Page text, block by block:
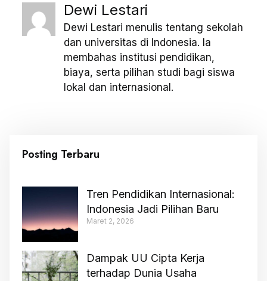
Dewi Lestari
Dewi Lestari menulis tentang sekolah
dan universitas di Indonesia. Ia
membahas institusi pendidikan,
biaya, serta pilihan studi bagi siswa
lokal dan internasional.
Posting Terbaru
Tren Pendidikan Internasional:
Indonesia Jadi Pilihan Baru
Maret 2, 2026
Dampak UU Cipta Kerja
terhadap Dunia Usaha